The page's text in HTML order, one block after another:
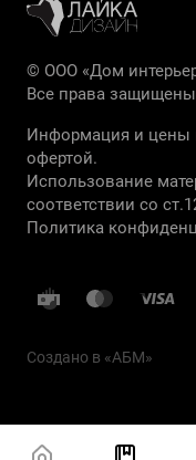
© ООО «Дом
Все права
Информация и цены
офертой.
Использование
соответствии со
Политика
Создано в «АБМ»